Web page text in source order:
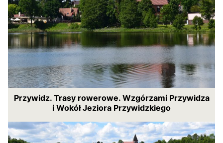
Przywidz. Trasy rowerowe. Wzgórzami Przywidza
i Wokół Jeziora Przywidzkiego